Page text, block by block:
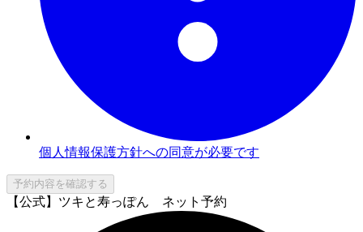
個人情報保護方針への同意が必要です
予約内容を確認する
【公式】ツキと寿っぽん ネット予約